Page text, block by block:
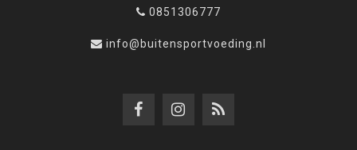
0851306777
info@buitensportvoeding.nl